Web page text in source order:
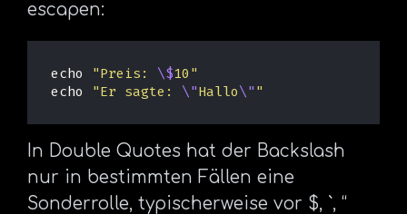
escapen:
echo "Preis: \$10"
echo
"Er sagte: \"Hallo\" "
In Double Quotes hat der Backslash
nur in bestimmten Fällen eine
Sonderrolle, typischerweise vor $, `, “